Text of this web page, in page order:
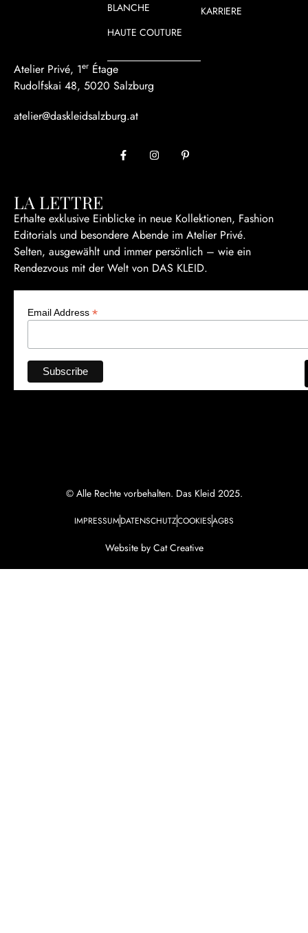
BLANCHE
HAUTE COUTURE
KARRIERE
Atelier Privé, 1er Étage
Rudolfskai 48, 5020 Salzburg
atelier@daskleidsalzburg.at
LA LETTRE
Erhalte exklusive Einblicke in neue Kollektionen, Fashion
Editorials und besondere Abende im Atelier Privé.
Selten, ausgewählt und immer persönlich – wie ein
Rendezvous mit der Welt von DAS KLEID.
Email Address *
© Alle Rechte vorbehalten. Das Kleid 2025.
IMPRESSUMDATENSCHUTZCOOKIESAGBS
Website by Cat Creative